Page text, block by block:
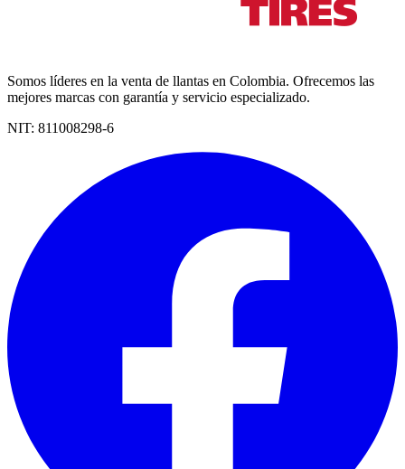
Somos líderes en la venta de llantas en Colombia. Ofrecemos las
mejores marcas con garantía y servicio especializado.
NIT: 811008298-6